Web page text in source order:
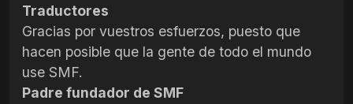
Traductores
Gracias por vuestros esfuerzos, puesto que
hacen posible que la gente de todo el mundo
use SMF.
Padre fundador de SMF